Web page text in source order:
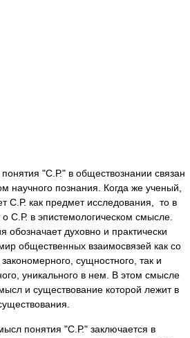
"С.Р." в обществознании связан
научного познания. Когда же ученый,
С.Р. как предмет исследования, то в
С.Р. в эпистемологическом смысле.
обозначает духовно и практически
общественных взаимосвязей как со
сущностного, так и
уникального в нем. В этом смысле
и существование которой лежит в
понятия "С.Р." заключается в